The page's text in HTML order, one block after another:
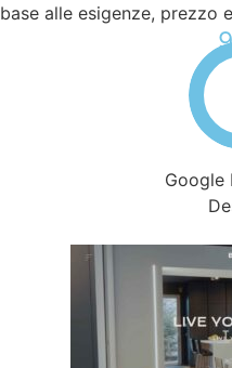
base alle esigenze, prezzo
Google